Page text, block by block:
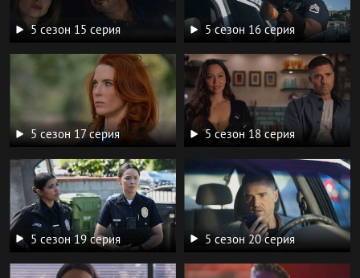
5 сезон 15 серия 5 сезон 16 серия
5 сезон 17 серия 5 сезон 18 серия
5 сезон 19 серия 5 сезон 20 серия